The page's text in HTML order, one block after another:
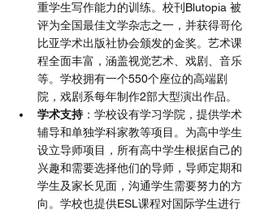
重学生写作能力的训练。校刊Blutopia 被
评为全国最佳文学杂志之一，并获得哥伦
比亚学术出版社协会颁发的金奖。艺术课
程全面丰富，涵盖视觉艺术、戏剧、音乐
等。学校拥有一个550个座位的高端剧
院，戏剧系每年制作2部大型演出作品。
学术支持：学校设有学习学院，提供学术
辅导和单独学科家教等项目。为高中学生
设立导师项目，所有高中学生根据自己的
兴趣和需要选择他们的导师，导师定期和
学生及家长见面，沟通学生需要努力的方
向。学校也提供ESL课程对国际学生进行